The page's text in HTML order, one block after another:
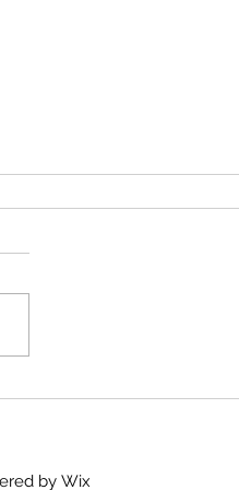
total superior
by Wix